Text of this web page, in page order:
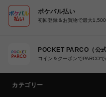
ポケパル払い
初回登録＆お買物で最大
POCKET PARCO（公
コイン＆クーポンでPARCO
カテゴリー